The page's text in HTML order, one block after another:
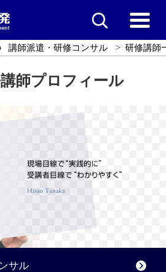
講師派遣・研修コンサル 研修講師
師プロフィール
サル